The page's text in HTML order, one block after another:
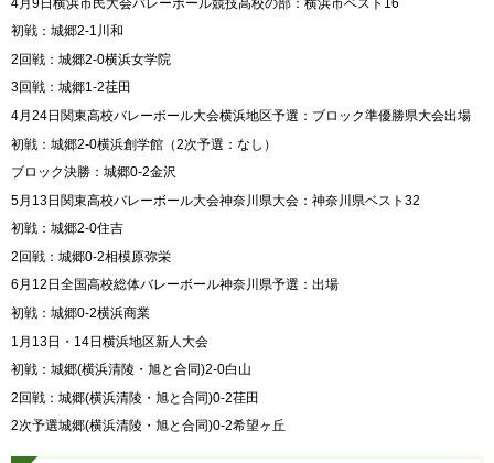
初戦：城郷2-1川和
2回戦：城郷2-0横浜女学院
3回戦：城郷1-2荏田
4月24日関東高校バレーボール大会横浜地区予選：ブロック準優勝県大会出場
初戦：城郷2-0横浜創学館（2次予選：なし）
ブロック決勝：城郷0-2金沢
5月13日関東高校バレーボール大会神奈川県大会：神奈川県ベスト32
初戦：城郷2-0住吉
2回戦：城郷0-2相模原弥栄
6月12日全国高校総体バレーボール神奈川県予選：出場
初戦：城郷0-2横浜商業
1月13日・14日横浜地区新人大会
初戦：城郷(横浜清陵・旭と合同)2-0白山
2回戦：城郷(横浜清陵・旭と合同)0-2荏田
2次予選城郷(横浜清陵・旭と合同)0-2希望ヶ丘